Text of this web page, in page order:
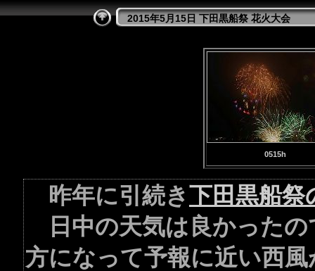
2015年5月15日 下田黒船祭 花火大会
0515h
昨年に引続き下田黒船祭
日中の天気は良かったの
方になって予報に近い西